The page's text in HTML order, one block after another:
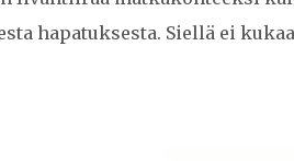
hapatuksesta. Siellä ei